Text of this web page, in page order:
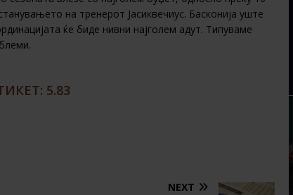
на тренерот Јасиквечиус. Басконија уште
ќе биде нивни најголем адут. Типуваме
5.83
NEXT